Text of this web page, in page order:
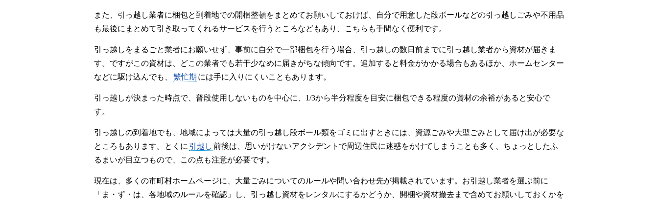
また、引っ越し業者に梱包と到着地での開梱整頓をまとめてお願いしておけば、自分で用意した段ボールなどの引っ越しごみや不用品
も最後にまとめて引き取ってくれるサービスを行うところなどもあり、こちらも手間なく便利です。
引っ越しをまるごと業者にお願いせず、事前に自分で一部梱包を行う場合、引っ越しの数日前までに引っ越し業者から資材が届きま
す。ですがこの資材は、どこの業者でも若干少なめに届きがちな傾向です。追加すると料金がかかる場合もあるほか、ホームセンター
などに駆け込んでも、
繁忙期 には手に入りにくいこともあります。
引っ越しが決まった時点で、普段使用しないものを中心に、1/3から半分程度を目安に梱包できる程度の資材の余裕があると安心で
す。
引っ越しの到着地でも、地域によっては大量の引っ越し段ボール類をゴミに出すときには、資源ごみや大型ごみとして届け出が必要な
ところもあります。とくに 引越し 前後は、思いがけないアクシデントで周辺住民に迷惑をかけてしまうことも多く、ちょっとしたふ
るまいが目立つもので、この点も注意が必要です。
現在は、多くの市町村ホームページに、大量ごみについてのルールや問い合わせ先が掲載されています。お引越し業者を選ぶ前に
「ま・ず・は、各地域のルールを確認」し、引っ越し資材をレンタルにするかどうか、開梱や資材撤去まで含めてお願いしておくかを